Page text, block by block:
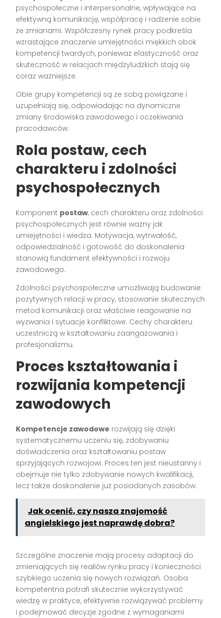
psychospołeczne i interpersonalne, wpływające na
efektywną komunikację, współpracę i radzenie sobie
ze zmianami. Współczesny rynek pracy podkreśla
wzrastające znaczenie umiejętności miękkich obok
kompetencji twardych, ponieważ elastyczność oraz
skuteczność w relacjach międzyludzkich stają się
coraz ważniejsze.
Obie grupy kompetencji są ze sobą powiązane i
uzupełniają się, odpowiadając na dynamiczne
zmiany środowiska zawodowego i oczekiwania
pracodawców.
Rola postaw, cech
charakteru i zdolności
psychospołecznych
Komponent postaw, cech charakteru oraz zdolności
psychospołecznych jest równie ważny jak
umiejętności i wiedza. Motywacja, wytrwałość,
odpowiedzialność i gotowość do doskonalenia
stanowią fundament efektywności i rozwoju
zawodowego.
Zdolności psychospołeczne umożliwiają budowanie
pozytywnych relacji w pracy, stosowanie skutecznych
metod komunikacji oraz właściwe reagowanie na
wyzwania i sytuacje konfliktowe. Cechy charakteru
uczestniczą w kształtowaniu zaangażowania i
profesjonalizmu.
Proces kształtowania i
rozwijania kompetencji
zawodowych
Kompetencje zawodowe rozwijają się dzięki
systematycznemu uczeniu się, zdobywaniu
doświadczenia oraz kształtowaniu postaw
sprzyjających rozwojowi. Proces ten jest nieustanny i
obejmuje nie tylko zdobywanie nowych kwalifikacji,
lecz także doskonalenie już posiadanych zasobów.
Jak ocenić, czy nasza znajomość
angielskiego jest naprawdę dobra?
Szczególne znaczenie mają procesy adaptacji do
zmieniających się realiów rynku pracy i konieczności
szybkiego uczenia się nowych rozwiązań. Osoba
kompetentna potrafi skutecznie wykorzystywać
wiedzę w praktyce, efektywnie rozwiązywać problemy
i podejmować decyzje zgodne z wymaganiami